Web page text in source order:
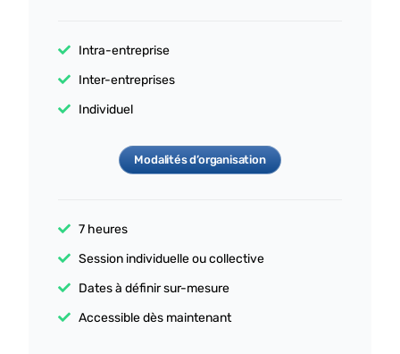
Intra-entreprise
Inter-entreprises
Individuel
Modalités d’organisation
7 heures
Session individuelle ou collective
Dates à définir sur-mesure
Accessible dès maintenant